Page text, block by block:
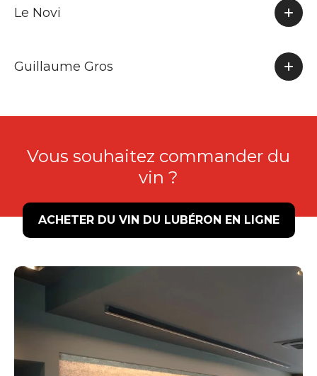
Le Novi
Guillaume Gros
Vous souhaitez commander du
vin ?
ACHETER DU VIN DU LUBÉRON EN LIGNE